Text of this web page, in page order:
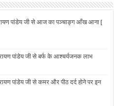
पांडेय जी से आज का पञ्चाङ्ग आँख आना [
पांडेय जी से बर्फ के आश्चर्यजनक लाभ
पांडेय जी से कमर और पीठ दर्द होने पर इन